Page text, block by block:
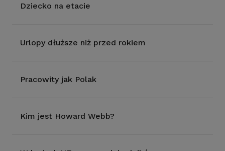
Dziecko na etacie
Urlopy dłuższe niż przed rokiem
Pracowity jak Polak
Kim jest Howard Webb?